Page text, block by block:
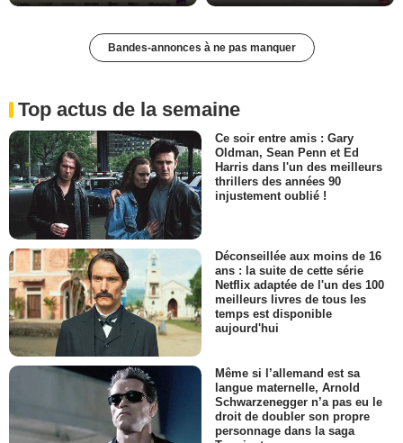
Bandes-annonces à ne pas manquer
Top actus de la semaine
Ce soir entre amis : Gary
Oldman, Sean Penn et Ed
Harris dans l'un des meilleurs
thrillers des années 90
injustement oublié !
Déconseillée aux moins de 16
ans : la suite de cette série
Netflix adaptée de l'un des 100
meilleurs livres de tous les
temps est disponible
aujourd'hui
Même si l’allemand est sa
langue maternelle, Arnold
Schwarzenegger n’a pas eu le
droit de doubler son propre
personnage dans la saga